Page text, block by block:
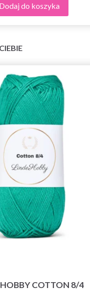
Dodaj do koszyka
COTTON 8/4